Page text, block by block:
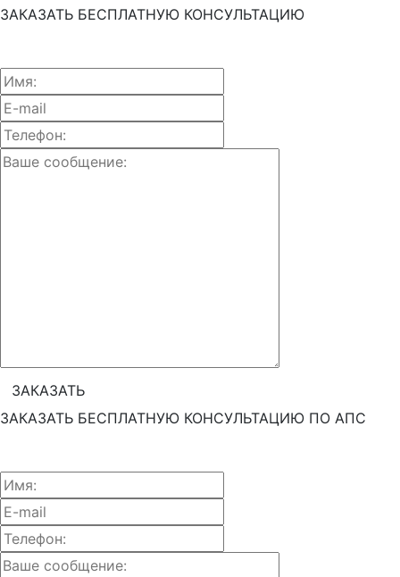
ЗАКАЗАТЬ БЕСПЛАТНУЮ КОНСУЛЬТАЦИЮ
ЗАКАЗАТЬ БЕСПЛАТНУЮ КОНСУЛЬТАЦИЮ ПО АПС